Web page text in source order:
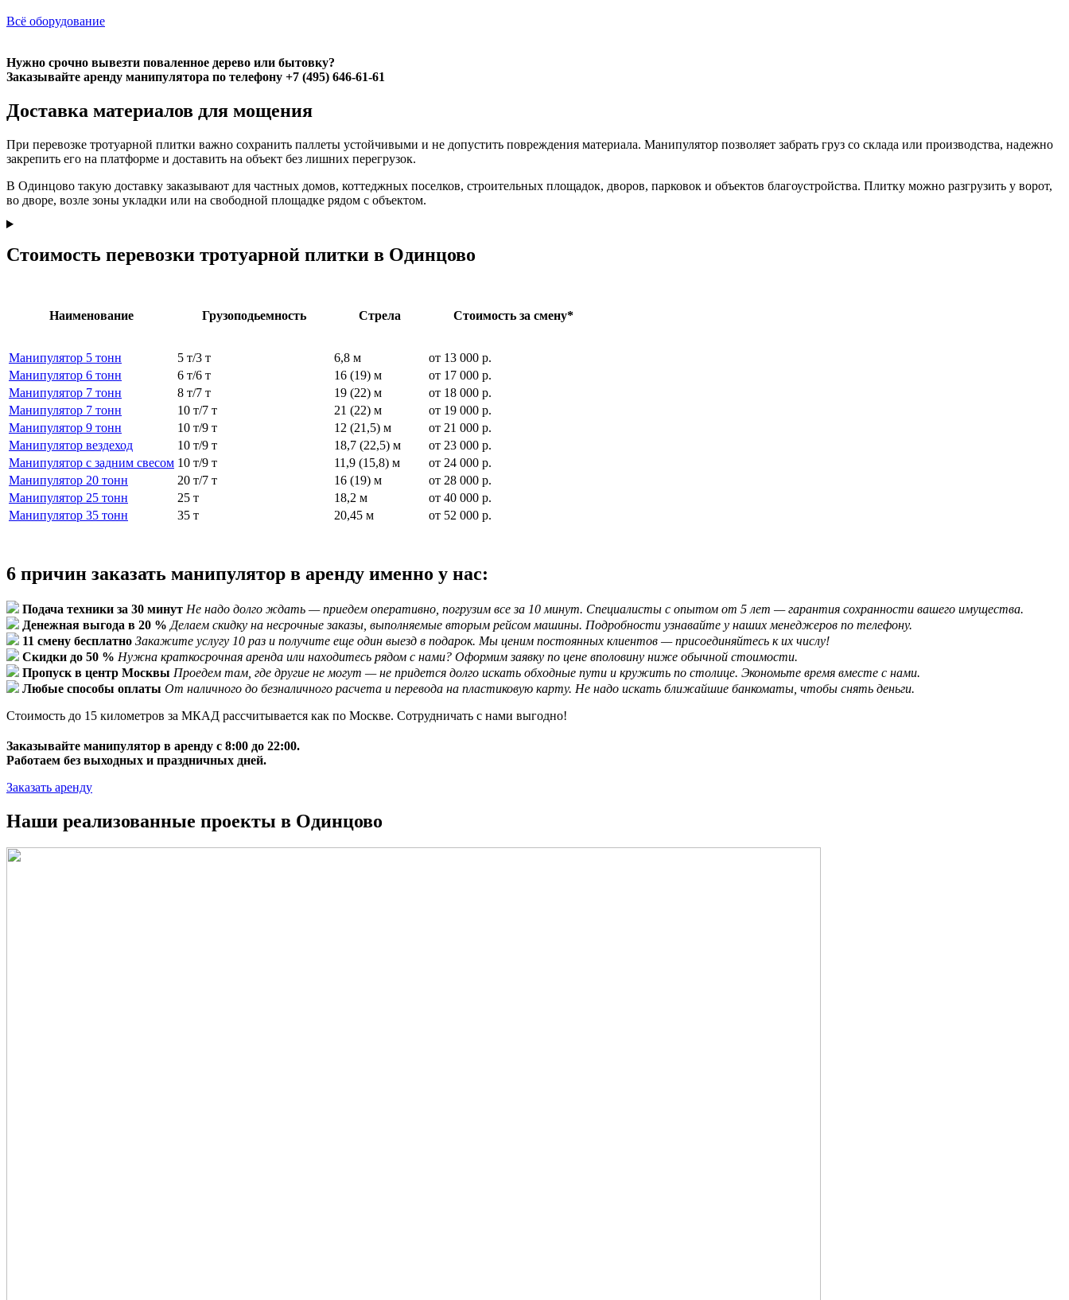
Всё оборудование
Нужно срочно вывезти поваленное дерево или бытовку?
Заказывайте аренду манипулятора по телефону +7 (495) 646-61-61
Доставка материалов для мощения
При перевозке тротуарной плитки важно сохранить паллеты устойчивыми и не допустить повреждения материала. Манипулятор позволяет забрать груз со склада или производства, надежно
закрепить его на платформе и доставить на объект без лишних перегрузок.
В Одинцово такую доставку заказывают для частных домов, коттеджных поселков, строительных площадок, дворов, парковок и объектов благоустройства. Плитку можно разгрузить у ворот,
во дворе, возле зоны укладки или на свободной площадке рядом с объектом.
Стоимость перевозки тротуарной плитки в Одинцово
Наименование Грузоподьемность Стрела Стоимость за смену*
Манипулятор 5 тонн 5 т/3 т 6,8 м
от 13 000 р.
Манипулятор 6 тонн
6 т/6 т 16 (19) м
от 17 000 р.
Манипулятор 7 тонн
8 т/7 т 19 (22) м
от 18 000 р.
Манипулятор 7 тонн
10 т/7 т 21 (22) м
от 19 000 р.
Манипулятор 9 тонн
10 т/9 т 12 (21,5) м
от 21 000 р.
Манипулятор вездеход
10 т/9 т 18,7 (22,5) м
от 23 000 р.
Манипулятор с задним свесом 10 т/9 т 11,9 (15,8) м
от 24 000 р.
Манипулятор 20 тонн
20 т/7 т 16 (19) м
от 28 000 р.
Манипулятор 25 тонн
25 т 18,2 м
от 40 000 р.
Манипулятор 35 тонн
35 т 20,45 м от 52 000 р.
6 причин заказать манипулятор в аренду именно у нас:
Подача техники за 30 минут Не надо долго ждать — приедем оперативно, погрузим все за 10 минут. Специалисты с опытом от 5 лет — гарантия сохранности вашего имущества.
Денежная выгода в 20 % Делаем скидку на несрочные заказы, выполняемые вторым рейсом машины. Подробности узнавайте у наших менеджеров по телефону.
11 смену бесплатно Закажите услугу 10 раз и получите еще один выезд в подарок. Мы ценим постоянных клиентов — присоединяйтесь к их числу!
Скидки до 50 % Нужна краткосрочная аренда или находитесь рядом с нами? Оформим заявку по цене вполовину ниже обычной стоимости.
Пропуск в центр Москвы Проедем там, где другие не могут — не придется долго искать обходные пути и кружить по столице. Экономьте время вместе с нами.
Любые способы оплаты От наличного до безналичного расчета и перевода на пластиковую карту. Не надо искать ближайшие банкоматы, чтобы снять деньги.
Стоимость до 15 километров за МКАД рассчитывается как по Москве. Сотрудничать с нами выгодно!
Заказывайте манипулятор в аренду с 8:00 до 22:00.
Работаем без выходных и праздничных дней.
Заказать аренду
Наши реализованные проекты в Одинцово